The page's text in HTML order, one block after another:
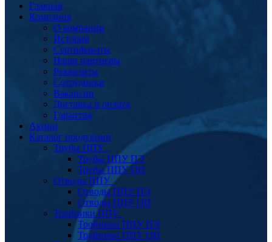
Главная
Компания
О компании
История
Сертификаты
Наши партнеры
Реквизиты
Сотрудники
Вакансии
Доставка и оплата
Гарантия
Акции
Каталог продукции
Трубы ППУ
Трубы ППУ ПЭ
Трубы ППУ ОЦ
Отводы ППУ
Отводы ППУ ПЭ
Отводы ППУ ОЦ
Тройники ППУ
Тройники ППУ ПЭ
Тройники ППУ ОЦ